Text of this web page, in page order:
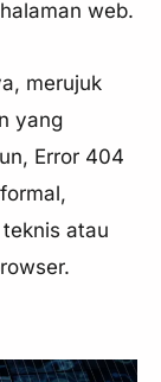
web.
merujuk
yang
Error 404
atau